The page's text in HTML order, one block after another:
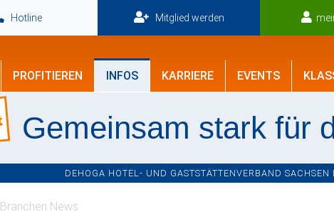
Hotline Mitglied werden
PROFITIEREN INFOS KARRIERE EVENTS
Gemeinsam stark für
DEHOGA HOTEL- UND GASTSTÄTTENVERBAND
Branchen News